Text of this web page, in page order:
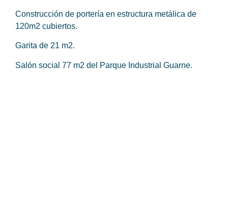
Construcción de portería en estructura metálica de
120m2 cubiertos.
Garita de 21 m2.
Salón social 77 m2 del Parque Industrial Guarne.